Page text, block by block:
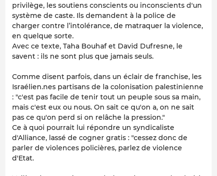
privilège, les soutiens conscients ou inconscients d'un
système de caste. Ils demandent à la police de
charger contre l’intolérance, de matraquer la violence,
en quelque sorte.
Avec ce texte, Taha Bouhaf et David Dufresne, le
savent : ils ne sont plus que jamais seuls.
Comme disent parfois, dans un éclair de franchise, les
Israélien.nes partisans de la colonisation palestinienne
: "c'est pas facile de tenir tout un peuple sous sa main,
mais c'est eux ou nous. On sait ce qu'on a, on ne sait
pas ce qu'on perd si on relâche la pression."
Ce à quoi pourrait lui répondre un syndicaliste
d'Alliance, lassé de cogner gratis : "cessez donc de
parler de violences policières, parlez de violence
d'Etat.